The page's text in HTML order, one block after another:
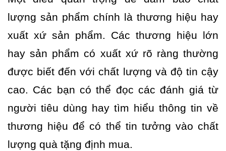
lượng sản phẩm chính là thương hiệu hay
xuất xứ sản phẩm. Các thương hiệu lớn
hay sản phẩm có xuất xứ rõ ràng thường
được biết đến với chất lượng và độ tin cậy
cao. Các bạn có thể đọc các đánh giá từ
người tiêu dùng hay tìm hiểu thông tin về
thương hiệu để có thể tin tưởng vào chất
lượng quà tặng định mua.